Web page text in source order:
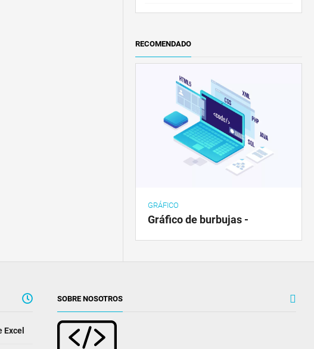
RECOMENDADO
GRÁFICO
Gráfico de burbujas -
SOBRE NOSOTROS